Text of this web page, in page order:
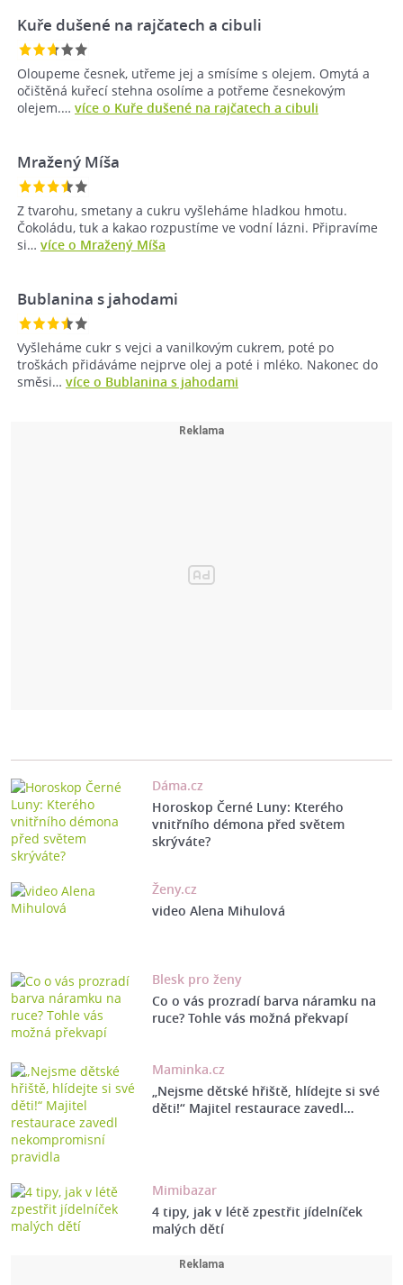
Kuře dušené na rajčatech a cibuli
Oloupeme česnek, utřeme jej a smísíme s olejem. Omytá a
očištěná kuřecí stehna osolíme a potřeme česnekovým
olejem.… více o Kuře dušené na rajčatech a cibuli
Mražený Míša
Z tvarohu, smetany a cukru vyšleháme hladkou hmotu.
Čokoládu, tuk a kakao rozpustíme ve vodní lázni. Připravíme
si… více o Mražený Míša
Bublanina s jahodami
Vyšleháme cukr s vejci a vanilkovým cukrem, poté po
troškách přidáváme nejprve olej a poté i mléko. Nakonec do
směsi… více o Bublanina s jahodami
Dáma.cz
Horoskop Černé Luny: Kterého
vnitřního démona před světem
skrýváte?
Ženy.cz
video Alena Mihulová
Blesk pro ženy
Co o vás prozradí barva náramku na
ruce? Tohle vás možná překvapí
Maminka.cz
„Nejsme dětské hřiště, hlídejte si své
děti!“ Majitel restaurace zavedl…
Mimibazar
4 tipy, jak v létě zpestřit jídelníček
malých dětí